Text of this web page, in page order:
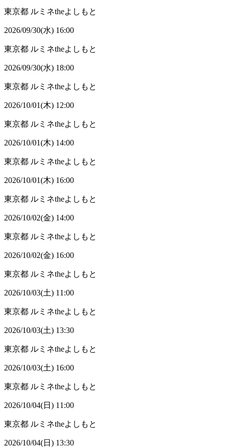
東京都 ルミネtheよしもと
2026/09/30(水) 16:00
東京都 ルミネtheよしもと
2026/09/30(水) 18:00
東京都 ルミネtheよしもと
2026/10/01(木) 12:00
東京都 ルミネtheよしもと
2026/10/01(木) 14:00
東京都 ルミネtheよしもと
2026/10/01(木) 16:00
東京都 ルミネtheよしもと
2026/10/02(金) 14:00
東京都 ルミネtheよしもと
2026/10/02(金) 16:00
東京都 ルミネtheよしもと
2026/10/03(土) 11:00
東京都 ルミネtheよしもと
2026/10/03(土) 13:30
東京都 ルミネtheよしもと
2026/10/03(土) 16:00
東京都 ルミネtheよしもと
2026/10/04(日) 11:00
東京都 ルミネtheよしもと
2026/10/04(日) 13:30